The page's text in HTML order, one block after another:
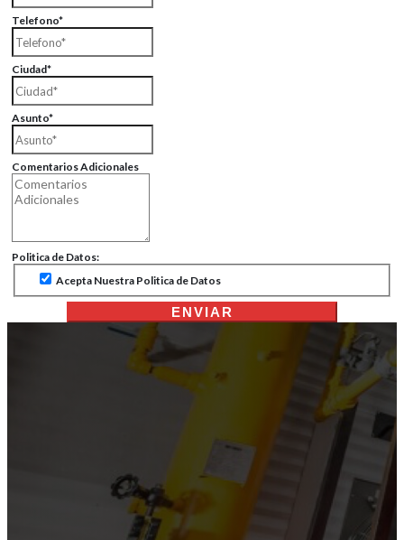
Telefono*
Ciudad*
Asunto*
Comentarios Adicionales
Politica de Datos:
Acepta Nuestra Politica de Datos
ENVIAR